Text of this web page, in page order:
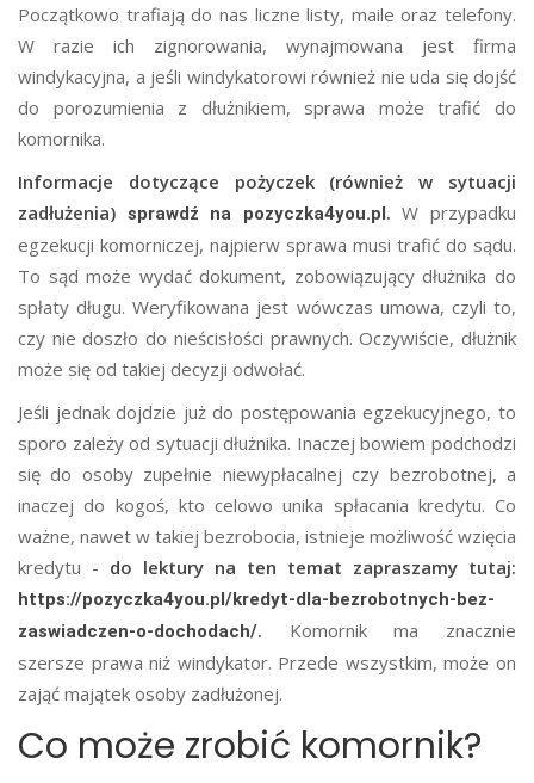
Początkowo trafiają do nas liczne listy, maile oraz telefony.
W razie ich zignorowania, wynajmowana jest firma
windykacyjna, a jeśli windykatorowi również nie uda się dojść
do porozumienia z dłużnikiem, sprawa może trafić do
komornika.
Informacje dotyczące pożyczek (również w sytuacji
zadłużenia) sprawdź na pozyczka4you.pl.W przypadku
egzekucji komorniczej, najpierw sprawa musi trafić do sądu.
To sąd może wydać dokument, zobowiązujący dłużnika do
spłaty długu. Weryfikowana jest wówczas umowa, czyli to,
czy nie doszło do nieścisłości prawnych. Oczywiście, dłużnik
może się od takiej decyzji odwołać.
Jeśli jednak dojdzie już do postępowania egzekucyjnego, to
sporo zależy od sytuacji dłużnika. Inaczej bowiem podchodzi
się do osoby zupełnie niewypłacalnej czy bezrobotnej, a
inaczej do kogoś, kto celowo unika spłacania kredytu. Co
ważne, nawet w takiej bezrobocia, istnieje możliwość wzięcia
kredytu - do lektury na ten temat zapraszamy tutaj:
https://pozyczka4you.pl/kredyt-dla-bezrobotnych-bez-
zaswiadczen-o-dochodach/. Komornik ma znacznie
szersze prawa niż windykator. Przede wszystkim, może on
zająć majątek osoby zadłużonej.
Co może zrobić komornik?